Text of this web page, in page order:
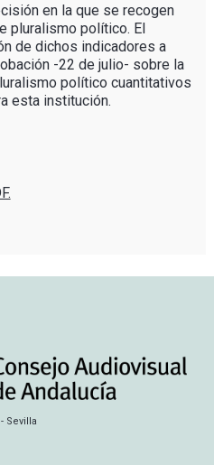
en la que se recogen
pluralismo político. El
de dichos indicadores a
-22 de julio- sobre la
político cuantitativos
esta institución.
Sevilla